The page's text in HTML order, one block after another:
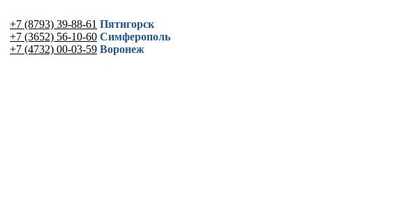
+7 (8793) 39-88-61 Пятигорск
+7 (3652) 56-10-60 Симферополь
+7 (4732) 00-03-59 Воронеж